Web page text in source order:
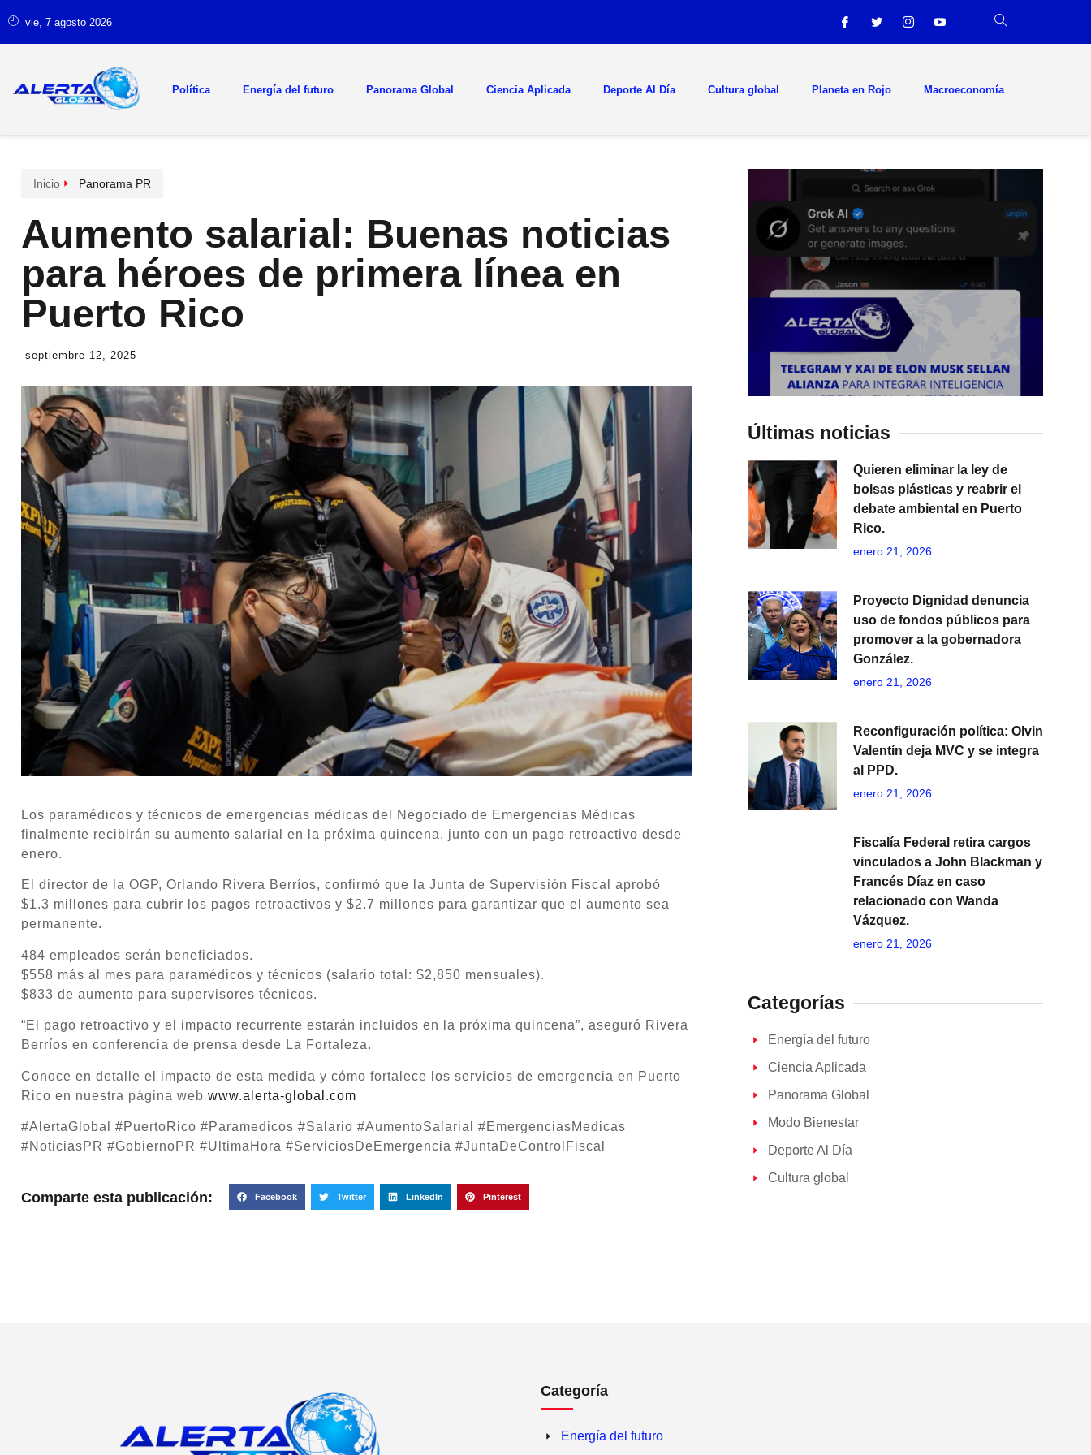
vie, 7 agosto 2026
Política Energía del futuro Panorama Global Ciencia Aplicada Deporte Al Día Cultura global Planeta en Rojo Macroeconomía
Inicio Panorama PR
Aumento salarial: Buenas noticias
para héroes de primera línea en
Puerto Rico
septiembre 12, 2025
Los paramédicos y técnicos de emergencias médicas del Negociado de Emergencias Médicas
finalmente recibirán su aumento salarial en la próxima quincena, junto con un pago retroactivo desde
enero.
El director de la OGP, Orlando Rivera Berríos, confirmó que la Junta de Supervisión Fiscal aprobó
$1.3 millones para cubrir los pagos retroactivos y $2.7 millones para garantizar que el aumento sea
permanente.
484 empleados serán beneficiados.
$558 más al mes para paramédicos y técnicos (salario total: $2,850 mensuales).
$833 de aumento para supervisores técnicos.
“El pago retroactivo y el impacto recurrente estarán incluidos en la próxima quincena”, aseguró Rivera
Berríos en conferencia de prensa desde La Fortaleza.
Conoce en detalle el impacto de esta medida y cómo fortalece los servicios de emergencia en Puerto
Rico en nuestra página web www.alerta-global.com
#AlertaGlobal #PuertoRico #Paramedicos #Salario #AumentoSalarial #EmergenciasMedicas
#NoticiasPR #GobiernoPR #UltimaHora #ServiciosDeEmergencia #JuntaDeControlFiscal
Comparte esta publicación: Facebook Twitter LinkedIn Pinterest
Últimas noticias
Quieren eliminar la ley de
bolsas plásticas y reabrir el
debate ambiental en Puerto
Rico.
enero 21, 2026
Proyecto Dignidad denuncia
uso de fondos públicos para
promover a la gobernadora
González.
enero 21, 2026
Reconfiguración política: Olvin
Valentín deja MVC y se integra
al PPD.
enero 21, 2026
Fiscalía Federal retira cargos
vinculados a John Blackman y
Francés Díaz en caso
relacionado con Wanda
Vázquez.
enero 21, 2026
Categorías
Energía del futuro
Ciencia Aplicada
Panorama Global
Modo Bienestar
Deporte Al Día
Cultura global
Categoría
Energía del futuro